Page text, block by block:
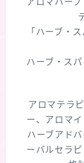
「ハーブ・
ハーブ・ス
アロマテラ
ー、アロマ
ハーブアド
ーバルセラ